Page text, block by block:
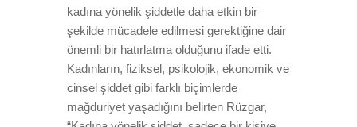
kadına yönelik şiddetle daha etkin bir
şekilde mücadele edilmesi gerektiğine dair
önemli bir hatırlatma olduğunu ifade etti.
Kadınların, fiziksel, psikolojik, ekonomik ve
cinsel şiddet gibi farklı biçimlerde
mağduriyet yaşadığını belirten Rüzgar,